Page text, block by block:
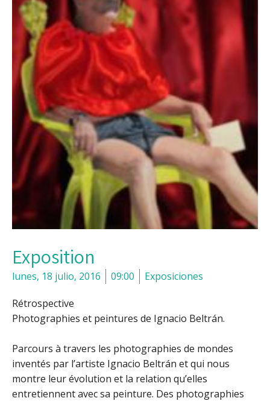
Exposition
lunes, 18 julio, 2016 09:00 Exposiciones
Rétrospective
Photographies et peintures de Ignacio Beltrán.
Parcours à travers les photographies de mondes
inventés par l’artiste Ignacio Beltrán et qui nous
montre leur évolution et la relation qu’elles
entretiennent avec sa peinture. Des photographies